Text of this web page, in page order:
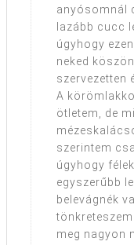
anyósomnál
lazább cucc
úgyhogy
neked
szervezetten
A
ötletem, de
szerintem
úgyhogy
egyszerűbb
belevágnék
meg nagyon